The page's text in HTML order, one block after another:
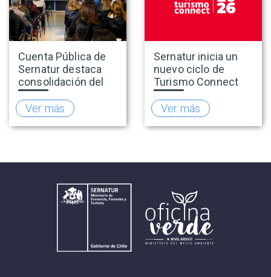
Cuenta Pública de
Sernatur destaca
consolidación del
turismo en 2025 y
presenta hoja de
ruta para fortalecer
la competitividad
Ver más
Sernatur inicia un
nuevo ciclo de
Turismo Connect
para fortalecer la
inteligencia de
mercado de la
industria turística
Ver más